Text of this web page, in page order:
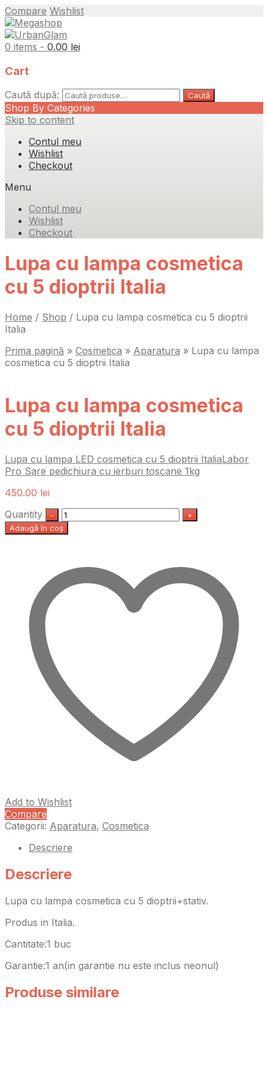
Compare Wishlist
0 items - 0.00 lei
Cart
Caută după: Caută
Shop By Categories
Skip to content
Contul meu
Wishlist
Checkout
Menu
Contul meu
Wishlist
Checkout
Lupa cu lampa cosmetica
cu 5 dioptrii Italia
Home / Shop / Lupa cu lampa cosmetica cu 5 dioptrii
Italia
Prima pagină » Cosmetica » Aparatura » Lupa cu lampa
cosmetica cu 5 dioptrii Italia
Lupa cu lampa cosmetica
cu 5 dioptrii Italia
Lupa cu lampa LED cosmetica cu 5 dioptrii ItaliaLabor
Pro Sare pedichiura cu ierburi toscane 1kg
450.00 lei
Quantity
Adaugă în coș
Add to Wishlist
Compare
Categorii: Aparatura, Cosmetica
Descriere
Descriere
Lupa cu lampa cosmetica cu 5 dioptrii+stativ.
Produs in Italia.
Cantitate:1 buc
Garantie:1 an(in garantie nu este inclus neonul)
Produse similare